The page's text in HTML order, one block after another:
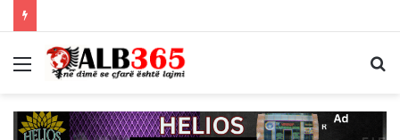
Menu